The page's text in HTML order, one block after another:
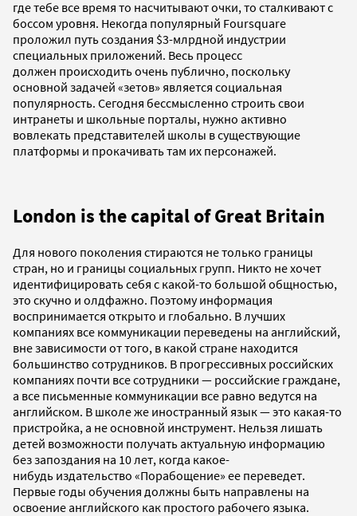
где тебе все время то насчитывают очки, то сталкивают с
боссом уровня. Некогда популярный Foursquare
проложил путь создания $3-млрдной индустрии
специальных приложений. Весь процесс
должен происходить очень публично, поскольку
основной задачей «зетов» является социальная
популярность. Сегодня бессмысленно строить свои
интранеты и школьные порталы, нужно активно
вовлекать представителей школы в существующие
платформы и прокачивать там их персонажей.
London is the capital of Great Britain
Для нового поколения стираются не только границы
стран, но и границы социальных групп. Никто не хочет
идентифицировать себя с какой-то большой общностью,
это скучно и олдфажно. Поэтому информация
воспринимается открыто и глобально. В лучших
компаниях все коммуникации переведены на английский,
вне зависимости от того, в какой стране находится
большинство сотрудников. В прогрессивных российских
компаниях почти все сотрудники — российские граждане,
а все письменные коммуникации все равно ведутся на
английском. В школе же иностранный язык — это какая-то
пристройка, а не основной инструмент. Нельзя лишать
детей возможности получать актуальную информацию
без запоздания на 10 лет, когда какое-
нибудь издательство «Порабощение» ее переведет.
Первые годы обучения должны быть направлены на
освоение английского как простого рабочего языка.